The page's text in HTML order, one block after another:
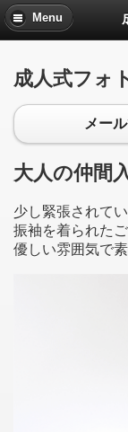
Menu
成人式フォ
メー
大人の仲間
少し緊張されてい
振袖を着られた
優しい雰囲気で